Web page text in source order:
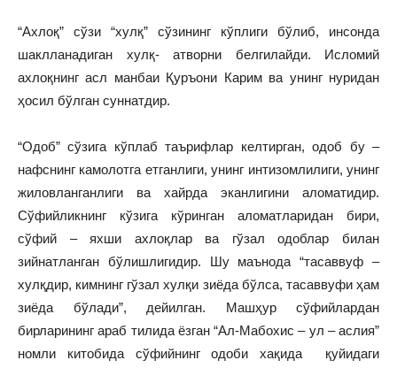
“Ахлоқ” сўзи “хулқ” сўзининг кўплиги бўлиб, инсонда
шаклланадиган хулқ- атворни белгилайди. Исломий
ахлоқнинг асл манбаи Қуръони Карим ва унинг нуридан
ҳосил бўлган суннатдир.
“Одоб” сўзига кўплаб таърифлар келтирган, одоб бу –
нафснинг камолотга етганлиги, унинг интизомлилиги, унинг
жиловланганлиги ва хайрда эканлигини аломатидир.
Сўфийликнинг кўзига кўринган аломатларидан бири,
сўфий – яхши ахлоқлар ва гўзал одоблар билан
зийнатланган бўлишлигидир. Шу маънода “тасаввуф –
хулқдир, кимнинг гўзал хулқи зиёда бўлса, тасаввуфи ҳам
зиёда бўлади”, дейилган. Машҳур сўфийлардан
бирларининг араб тилида ёзган “Ал-Мабохис – ул – аслия”
номли китобида сўфийнинг одоби хақида қуйидаги